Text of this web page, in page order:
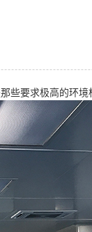
要求极高的环境